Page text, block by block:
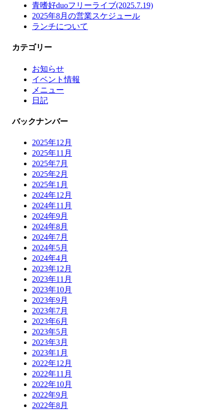
青嗜好duoフリーライブ(2025.7.19)
2025年8月の営業スケジュール
ランチについて
カテゴリー
お知らせ
イベント情報
メニュー
日記
バックナンバー
2025年12月
2025年11月
2025年7月
2025年2月
2025年1月
2024年12月
2024年11月
2024年9月
2024年8月
2024年7月
2024年5月
2024年4月
2023年12月
2023年11月
2023年10月
2023年9月
2023年7月
2023年6月
2023年5月
2023年3月
2023年1月
2022年12月
2022年11月
2022年10月
2022年9月
2022年8月